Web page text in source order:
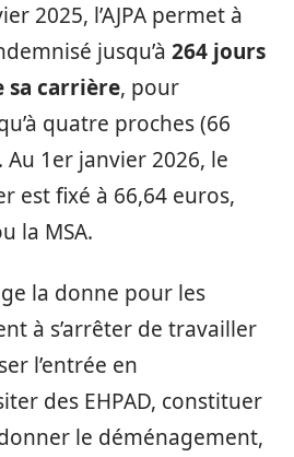
2025, l’AJPA permet à
jusqu’à 264 jours
sa carrière, pour
quatre proches (66
1er janvier 2026, le
est fixé à 66,64 euros,
la MSA.
la donne pour les
à s’arrêter de travailler
l’entrée en
des EHPAD, constituer
le déménagement,